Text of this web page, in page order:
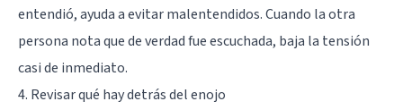
entendió, ayuda a evitar malentendidos. Cuando la otra
persona nota que de verdad fue escuchada, baja la tensión
casi de inmediato.
4. Revisar qué hay detrás del enojo